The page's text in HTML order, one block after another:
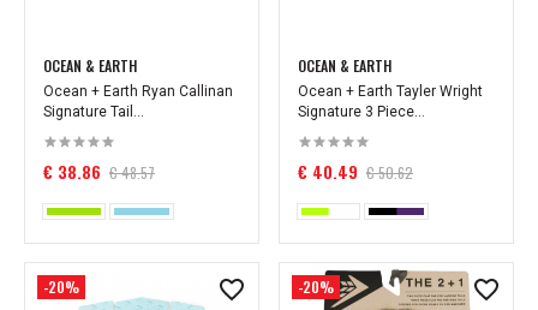
OCEAN & EARTH
Ocean + Earth Ryan Callinan
Signature Tail...
€ 38.86 € 48.57
OCEAN & EARTH
Ocean + Earth Tayler Wright
Signature 3 Piece...
€ 40.49 € 50.62
-20% -20%